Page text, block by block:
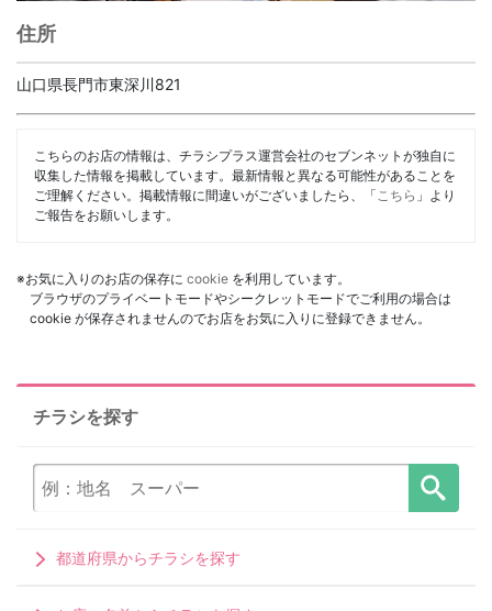
住所
山口県長門市東深川821
こちらのお店の情報は、チラシプラス運営会社のセブンネットが独自に
収集した情報を掲載しています。最新情報と異なる可能性があることを
ご理解ください。掲載情報に間違いがございましたら、「 こちら 」より
ご報告をお願いします。
※お気に入りのお店の保存に cookie を利用しています。
ブラウザのプライベートモードやシークレットモードでご利用の場合は
cookie が保存されませんのでお店をお気に入りに登録できません。
チラシを探す
都道府県からチラシを探す